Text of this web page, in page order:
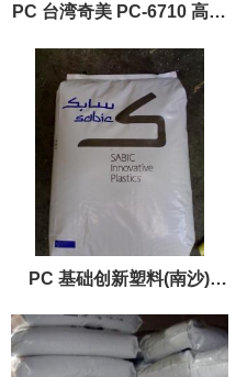
PC 台湾奇美 PC-6710 高流
动注射成型
PC 基础创新塑料(南沙)
141R-701通用料 标准